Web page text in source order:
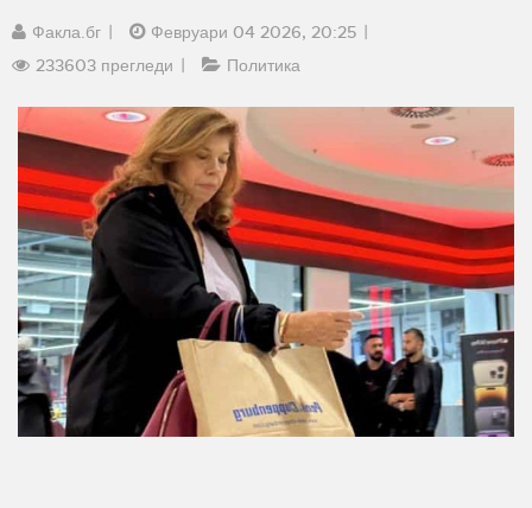
Факла.бг
Февруари 04 2026, 20:25
233603 прегледи
Политика